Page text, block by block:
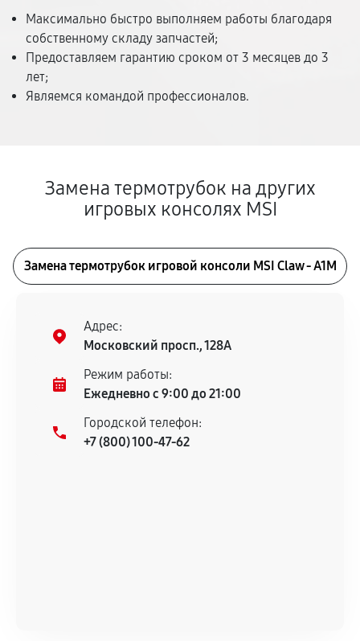
Максимально быстро выполняем работы благодаря
собственному складу запчастей;
Предоставляем гарантию сроком от 3 месяцев до 3
лет;
Являемся командой профессионалов.
Замена термотрубок на других
игровых консолях MSI
Замена термотрубок игровой консоли MSI Claw - A1M
Адрес:
Московский просп., 128А
Режим работы:
Ежедневно с 9:00 до 21:00
Городской телефон:
+7 (800) 100-47-62